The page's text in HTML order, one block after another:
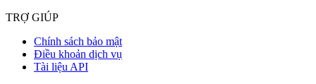
TRỢ GIÚP
Chính sách bảo mật
Điều khoản dịch vụ
Tài liệu API